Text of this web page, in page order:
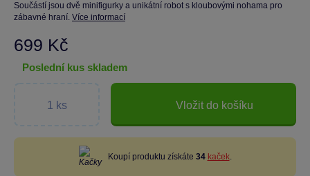
Součástí jsou dvě minifigurky a unikátní robot s kloubovými nohama pro
zábavné hraní. Více informací
699 Kč
poslední kus skladem
Vložit do košíku
Koupí produktu získáte 34 kaček.